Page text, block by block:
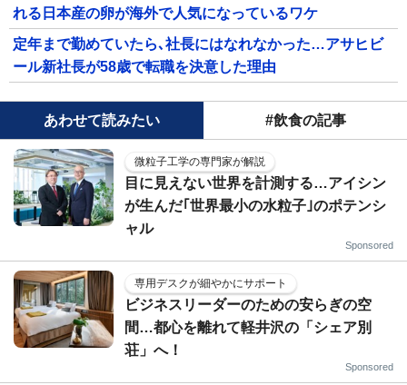
れる日本産の卵が海外で人気になっているワケ
定年まで勤めていたら､社長にはなれなかった…アサヒビ
ール新社長が58歳で転職を決意した理由
あわせて読みたい #飲食の記事
微粒子工学の専門家が解説
目に見えない世界を計測する…アイシン
が生んだ｢世界最小の水粒子｣のポテンシ
ャル
Sponsored
専用デスクが細やかにサポート
ビジネスリーダーのための安らぎの空
間…都心を離れて軽井沢の「シェア別
荘」へ！
Sponsored